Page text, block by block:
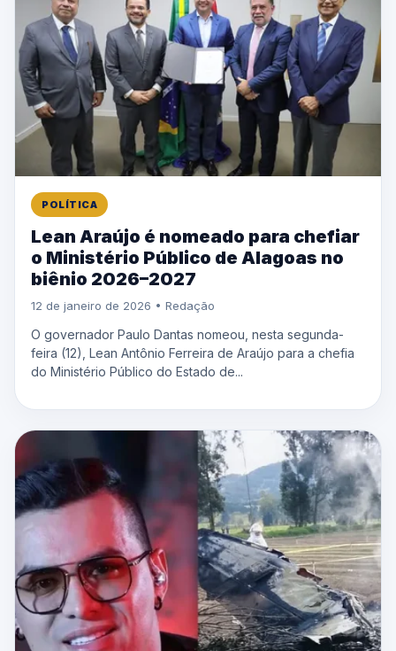
POLÍTICA
Lean Araújo é nomeado para chefiar
o Ministério Público de Alagoas no
biênio 2026–2027
12 de janeiro de 2026 • Redação
O governador Paulo Dantas nomeou, nesta segunda-
feira (12), Lean Antônio Ferreira de Araújo para a chefia
do Ministério Público do Estado de...